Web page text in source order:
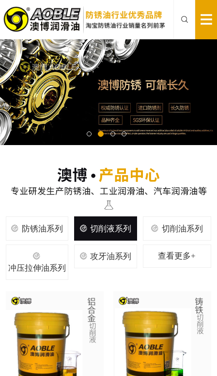
防锈油系列 切削液系列 切削油系列
冲压拉伸油系列
攻牙油系列 查看更多+